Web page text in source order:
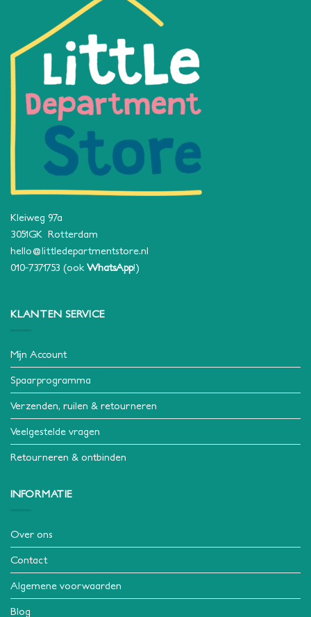
Kleiweg 97a
3051GK Rotterdam
hello@littledepartmentstore.nl
010-7371753 (ook WhatsApp!)
KLANTEN SERVICE
Mijn Account
Spaarprogramma
Verzenden, ruilen & retourneren
Veelgestelde vragen
Retourneren & ontbinden
INFORMATIE
Over ons
Contact
Algemene voorwaarden
Blog